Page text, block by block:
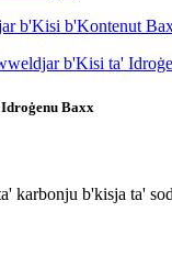
Baxx
karbonju b'kisja ta'